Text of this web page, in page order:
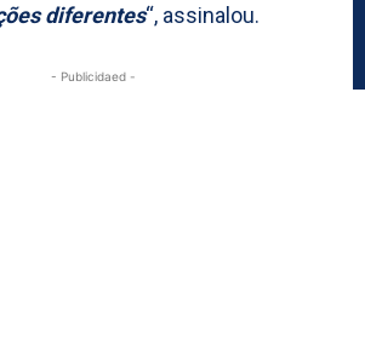
diferentes“, assinalou.
- Publicidaed -